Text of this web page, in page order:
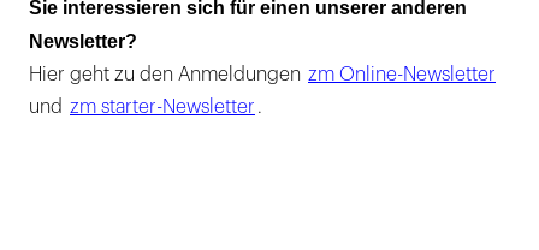
Sie interessieren sich für einen unserer anderen
Newsletter?
Hier geht zu den Anmeldungen zm Online-Newsletter
und zm starter-Newsletter .